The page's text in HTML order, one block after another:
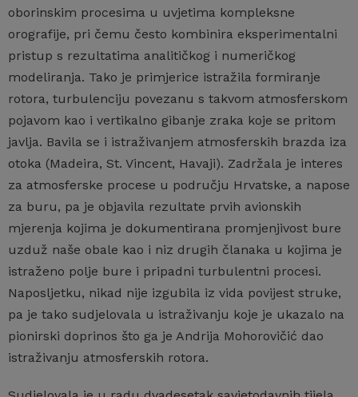
oborinskim procesima u uvjetima kompleksne
orografije, pri čemu često kombinira eksperimentalni
pristup s rezultatima analitičkog i numeričkog
modeliranja. Tako je primjerice istražila formiranje
rotora, turbulenciju povezanu s takvom atmosferskom
pojavom kao i vertikalno gibanje zraka koje se pritom
javlja. Bavila se i istraživanjem atmosferskih brazda iza
otoka (Madeira, St. Vincent, Havaji). Zadržala je interes
za atmosferske procese u području Hrvatske, a napose
za buru, pa je objavila rezultate prvih avionskih
mjerenja kojima je dokumentirana promjenjivost bure
uzduž naše obale kao i niz drugih članaka u kojima je
istraženo polje bure i pripadni turbulentni procesi.
Naposljetku, nikad nije izgubila iz vida povijest struke,
pa je tako sudjelovala u istraživanju koje je ukazalo na
pionirski doprinos što ga je Andrija Mohorovičić dao
istraživanju atmosferskih rotora.